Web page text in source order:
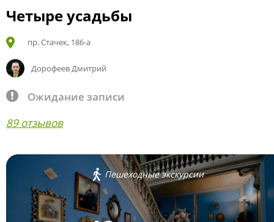
Четыре усадьбы
пр. Стачек, 186-а
Дорофеев Дмитрий
Ожидание записи
89 отзывов
Пешеходные экскурсии